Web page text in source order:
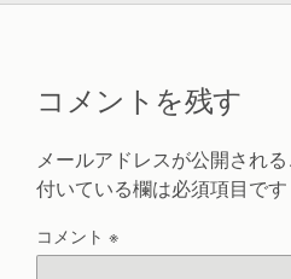
コメントを残す
メールアドレスが公開される
付いている欄は必須項目です
コメント ※